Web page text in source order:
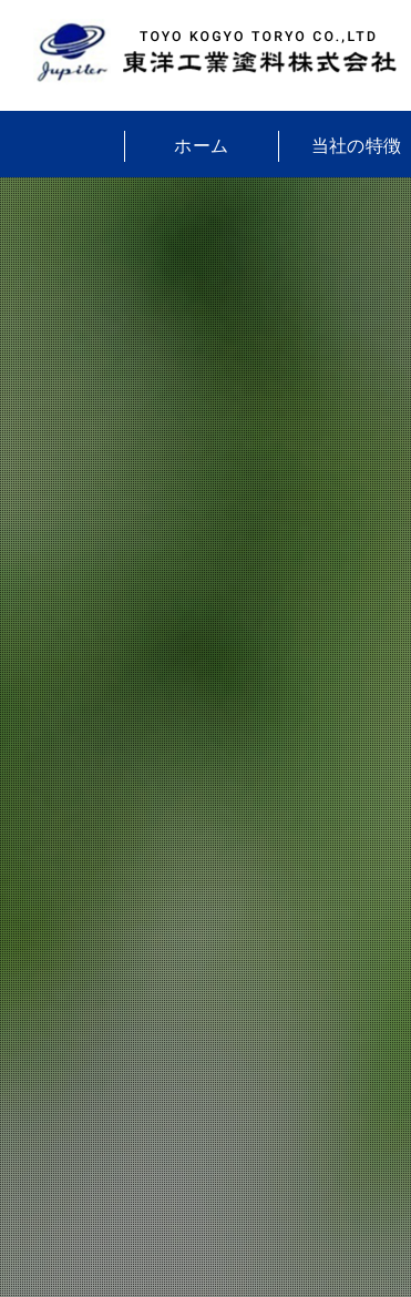
ホーム 当社の特徴